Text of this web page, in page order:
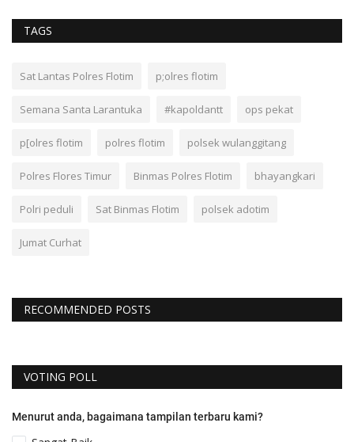
TAGS
Sat Lantas Polres Flotim p;olres flotim
Semana Santa Larantuka #kapoldantt ops pekat
p[olres flotim polres flotim polsek wulanggitang
Polres Flores Timur Binmas Polres Flotim bhayangkari
Polri peduli Sat Binmas Flotim polsek adotim
Jumat Curhat
RECOMMENDED POSTS
VOTING POLL
Menurut anda, bagaimana tampilan terbaru kami?